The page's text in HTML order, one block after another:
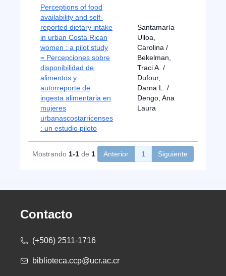
Perceptions of food
availability and self-
reported dietary intake
in urban Costa Rican
women : a pilot study
= Percepciones sobre
disponibilidad de
alimentos y
autorreporte de
ingesta alimentaria en
mujeres
urbanascostarricenses
: un estudio piloto
Santamaría
Ulloa,
Carolina /
Bekelman,
Traci A. /
Dufour,
Darna L. /
Dengo, Ana
Laura
Mostrando 1-1 de 1 Anterior 1 Siguiente
Contacto
(+506) 2511-1716
biblioteca.ccp@ucr.ac.cr